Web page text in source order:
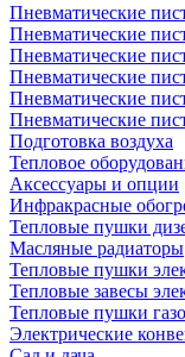
Пневматические
Пневматические
Пневматические
Пневматические
Пневматические
Пневматические
Подготовка воздуха
Тепловое
Аксессуары и опции
Инфракрасные
Тепловые пушки
Масляные радиаторы
Тепловые пушки
Тепловые завесы
Тепловые пушки
Электрические